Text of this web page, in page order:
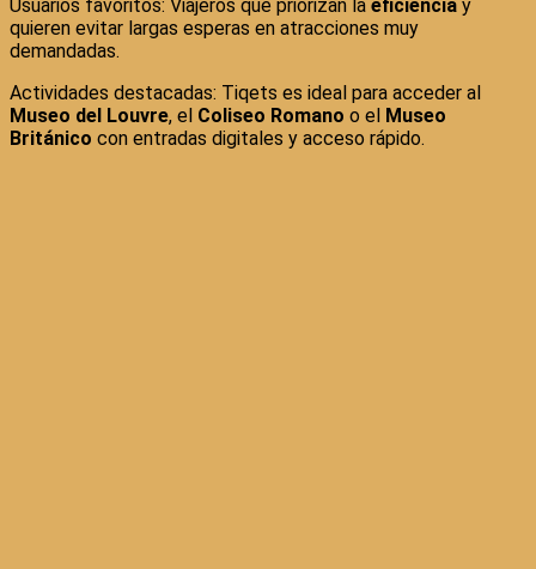
Usuarios favoritos: Viajeros que priorizan la eficiencia y
quieren evitar largas esperas en atracciones muy
demandadas.
Actividades destacadas: Tiqets es ideal para acceder al
Museo del Louvre, el Coliseo Romano o el Museo
Británico con entradas digitales y acceso rápido.